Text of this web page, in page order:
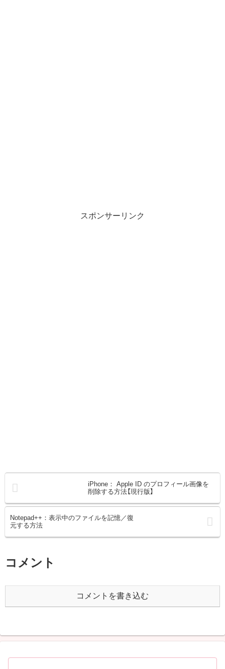
スポンサーリンク
iPhone： Apple ID のプロフィール画像を
削除する方法【現行版】
Notepad++：表示中のファイルを記憶／復
元する方法
コメント
コメントを書き込む